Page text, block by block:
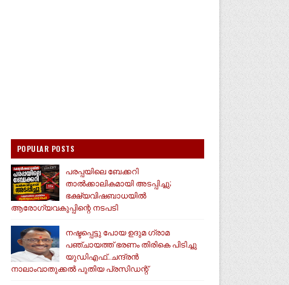
POPULAR POSTS
പരപ്പയിലെ ബേക്കറി
താൽക്കാലികമായി അടപ്പിച്ചു;
ഭക്ഷ്യവിഷബാധയിൽ
ആരോഗ്യവകുപ്പിന്റെ നടപടി
നഷ്ടപ്പെട്ടു പോയ ഉദുമ ഗ്രാമ
പഞ്ചായത്ത് ഭരണം തിരികെ പിടിച്ചു
യുഡിഎഫ്..ചന്ദ്രൻ
നാലാംവാതുക്കൽ പുതിയ പ്രസിഡന്റ്